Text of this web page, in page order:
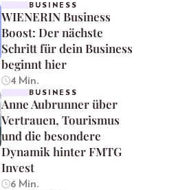
BUSINESS
WIENERIN Business
Boost: Der nächste
Schritt für dein Business
beginnt hier
4 Min.
BUSINESS
Anne Aubrunner über
Vertrauen, Tourismus
und die besondere
Dynamik hinter FMTG
Invest
6 Min.